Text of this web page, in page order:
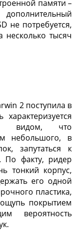
памяти –
не потребуется,
несколько тысяч
2 поступила в
видом, что
небольшого, в
запутаться к
По факту, ридер
тонкий корпус,
его одной
пластика,
покрытием
вероятность